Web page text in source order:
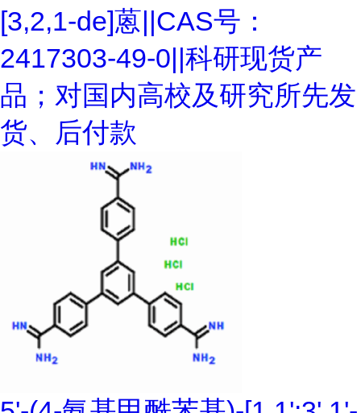
[3,2,1-de]蒽||CAS号：
2417303-49-0||科研现货产
品；对国内高校及研究所先发
货、后付款